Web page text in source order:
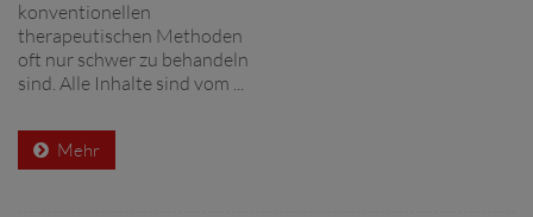
konventionellen
therapeutischen Methoden
oft nur schwer zu behandeln
sind. Alle Inhalte sind vom ...
Mehr